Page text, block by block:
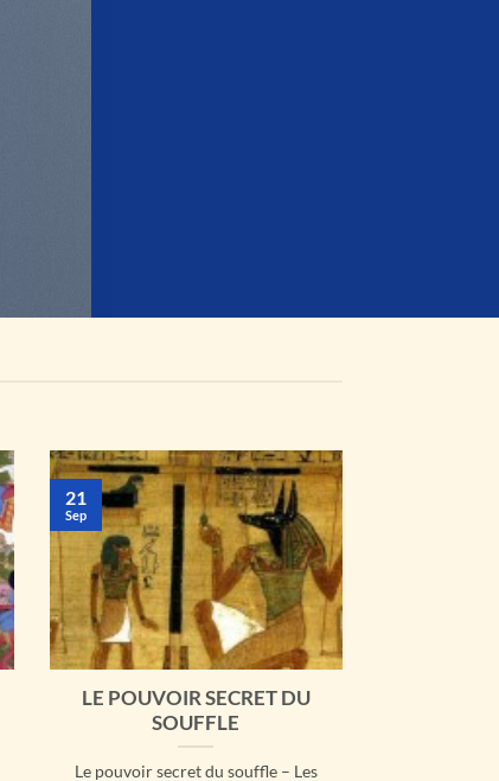
LE POUVOIR SECRET DU
SOUFFLE
Le pouvoir secret du souffle – Les
21
Sep